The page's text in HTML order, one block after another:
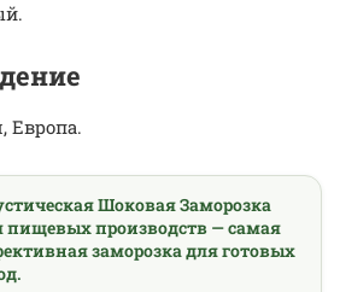
Европа.
Шоковая Заморозка
пищевых производств — самая
заморозка для готовых